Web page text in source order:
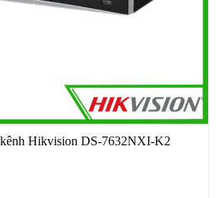
Hikvision DS-7632NXI-K2